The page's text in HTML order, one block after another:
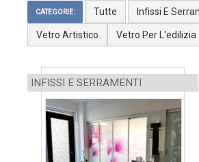
CATEGORIE: Tutte Infissi E
Vetro Artistico Vetro Per L'edilizia
INFISSI E SERRAMENTI